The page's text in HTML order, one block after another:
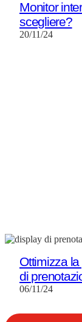
Monitor
scegliere?
20/11/24
Ottimizza
di
06/11/24